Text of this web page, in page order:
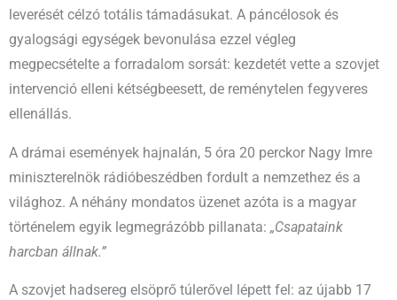
leverését célzó totális támadásukat. A páncélosok és
gyalogsági egységek bevonulása ezzel végleg
megpecsételte a forradalom sorsát: kezdetét vette a szovjet
intervenció elleni kétségbeesett, de reménytelen fegyveres
ellenállás.
A drámai események hajnalán, 5 óra 20 perckor Nagy Imre
miniszterelnök rádióbeszédben fordult a nemzethez és a
világhoz. A néhány mondatos üzenet azóta is a magyar
történelem egyik legmegrázóbb pillanata: „Csapataink
harcban állnak.”
A szovjet hadsereg elsöprő túlerővel lépett fel: az újabb 17